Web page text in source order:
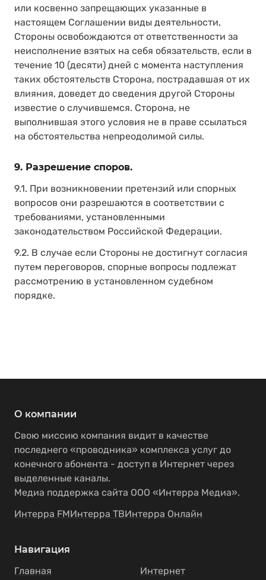
или косвенно запрещающих указанные в
настоящем Соглашении виды деятельности,
Стороны освобождаются от ответственности за
неисполнение взятых на себя обязательств, если в
течение 10 (десяти) дней с момента наступления
таких обстоятельств Сторона, пострадавшая от их
влияния, доведет до сведения другой Стороны
известие о случившемся. Сторона, не
выполнившая этого условия не в праве ссылаться
на обстоятельства непреодолимой силы.
9. Разрешение споров.
9.1. При возникновении претензий или спорных
вопросов они разрешаются в соответствии с
требованиями, установленными
законодательством Российской Федерации.
9.2. В случае если Стороны не достигнут согласия
путем переговоров, спорные вопросы подлежат
рассмотрению в установленном судебном
порядке.
О компании
Свою миссию компания видит в качестве
последнего «проводника» комплекса услуг до
конечного абонента - доступ в Интернет через
выделенные каналы.
Медиа поддержка сайта ООО «Интерра Медиа».
Интерра FMИнтерра ТВИнтерра Онлайн
Навигация
Главная
Интернет